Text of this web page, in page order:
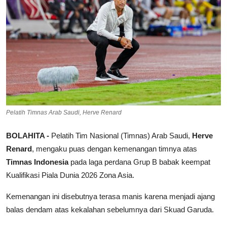
Pelatih Timnas Arab Saudi, Herve Renard
BOLAHITA - Pelatih Tim Nasional (Timnas) Arab Saudi, Herve
Renard, mengaku puas dengan kemenangan timnya atas
Timnas Indonesiapada laga perdana Grup B babak keempat
Kualifikasi Piala Dunia 2026 Zona Asia.
Kemenangan ini disebutnya terasa manis karena menjadi ajang
balas dendam atas kekalahan sebelumnya dari Skuad Garuda.